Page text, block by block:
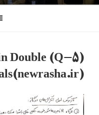
5) in Double